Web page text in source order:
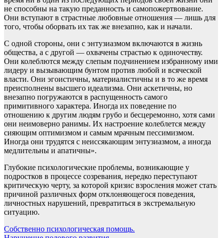
не способны на такую преданность и самопожертвование.
Они вступают в страстные любовные отношения — лишь для
того, чтобы оборвать их так же внезапно, как и начали.
С одной стороны, они с энтузиазмом включаются в жизнь
обществa, а с другой — охвачены страстью к одиночеству.
Они колеблются между слепым подчинением избранному ими
лидеру и вызывающим бунтом против любой и всяческой
власти. Они эгоистичны, материалистичны и в то же время
преисполнены высшего идеализма. Они аскетичны, но
внезапно погружаются в распущенность самого
примитивного характера. Иногда их поведение по
отношению к другим людям грубо и бесцеремонно, хотя сами
они неимоверно ранимы. Их настроение колеблется между
сияющим оптимизмом и самым мрачным пессимизмом.
Иногда они трудятся с неиссякающим энтузиазмом, а иногда
медлительны и апатичны».
Глубокие психологические проблемы, возникающие у
подростков в процессе созревания, нередко переступают
критическую черту, за которой кризис взросления может стать
причиной различных форм отклоняющегося поведения,
личностных нарушений, превратиться в экстремальную
ситуацию.
Навигация
Собственно психологическая помощь.